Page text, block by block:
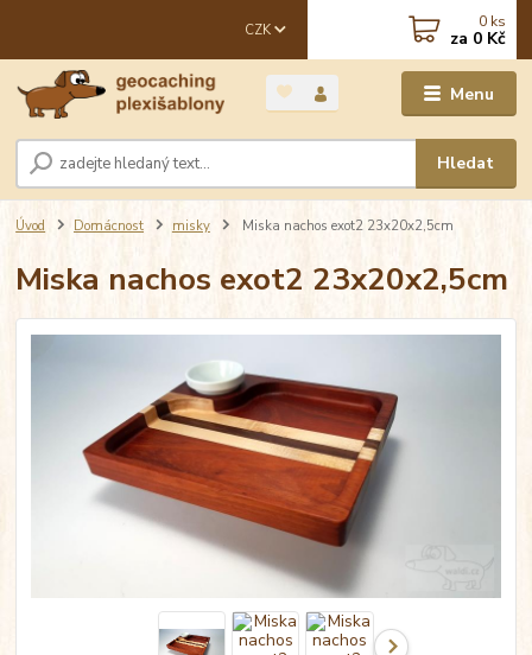
Menu
CZK
Hledat
0 ks
za 0 Kč
Úvod Domácnost misky Miska nachos exot2 23x20x2,5cm
Miska nachos exot2 23x20x2,5cm